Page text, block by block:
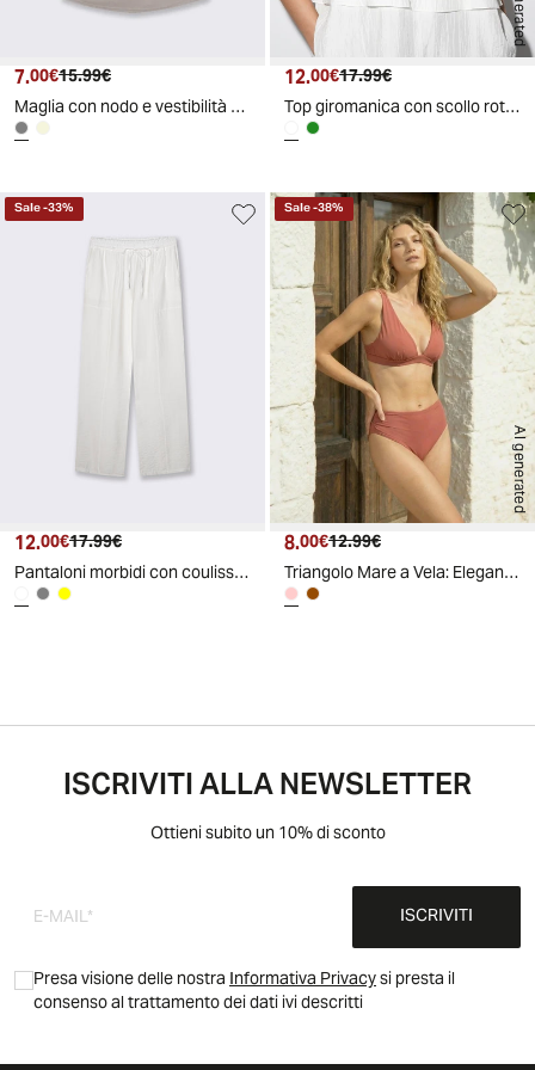
Prezzo attuale
7.00€ Prezzo originale
15.99€
Maglia con nodo e vestibilità comoda - Grigio fango
Prezzo attuale
12.00€ Prezzo originale
17.99€
Top giromanica con scollo rotondo e balze - Bianco
Sale-33%
Prezzo attuale
12.00€ Prezzo originale
17.99€
Pantaloni morbidi con coulisse in vita - Bianco
AI generated
Sale-38%
Prezzo attuale
8.00€ Prezzo originale
12.99€
Triangolo Mare a Vela: Eleganza Nautica - Rosa
ISCRIVITI ALLA NEWSLETTER
Ottieni subito un 10% di sconto
ISCRIVITI
Presa visione delle nostraInformativa Privacysi presta il
consenso al trattamento dei dati ivi descritti